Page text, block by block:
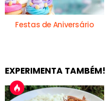
Festas de Aniversário
EXPERIMENTA TAMBÉM!